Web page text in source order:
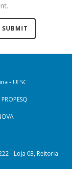
- UFSC
- Loja 03, Reitoria